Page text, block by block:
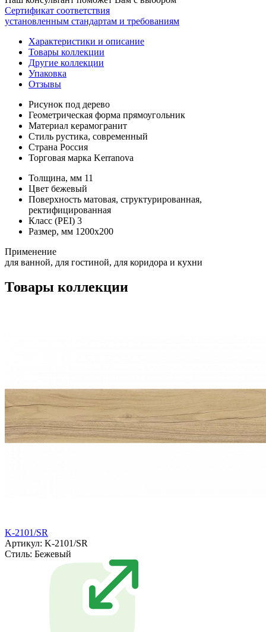
Сертификат соответствия
установленным стандартам и требованиям
Характеристики и описание
Товары коллекции
Другие коллекции
Упаковка
Отзывы
Рисунок под дерево
Геометрическая форма прямоугольник
Материал керамогранит
Стиль рустика, современный
Страна Россия
Торговая марка Kerranova
Толщина, мм 11
Цвет бежевый
Поверхность матовая, структурированная,
ректифицированная
Класс (PEI) 3
Размер, мм 1200x200
Применение
для ванной, для гостиной, для коридора и кухни
Товары коллекции
K-2101/SR
Артикул: K-2101/SR
Стиль: Бежевый